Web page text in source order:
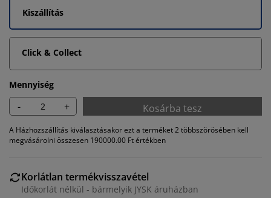
Kiszállítás
Click & Collect
Mennyiség
- + Kosárba tesz
A Házhozszállítás kiválasztásakor ezt a terméket 2 többszörösében kell
megvásárolni összesen 190000.00 Ft értékben
Korlátlan termékvisszavétel
Időkorlát nélkül - bármelyik JYSK áruházban